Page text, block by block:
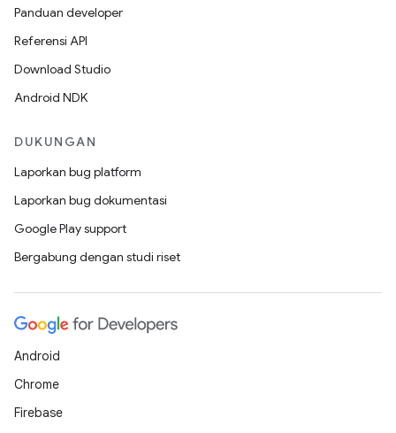
Panduan developer
Referensi API
Download Studio
Android NDK
DUKUNGAN
Laporkan bug platform
Laporkan bug dokumentasi
Google Play support
Bergabung dengan studi riset
Android
Chrome
Firebase